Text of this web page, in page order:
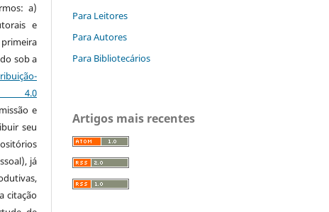
a)
e
sob a
4.0
e
seu
já
citação
Para Leitores
Para Autores
Para Bibliotecários
Artigos mais recentes